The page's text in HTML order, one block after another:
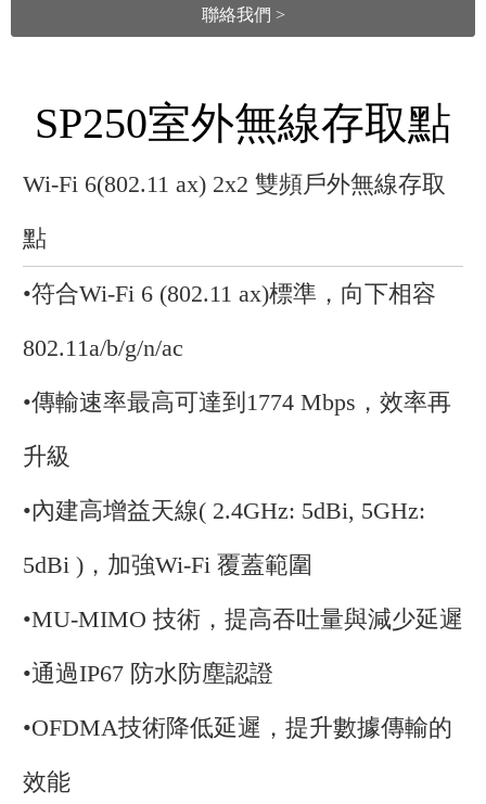
聯絡我們 >
SP250室外無線存取點
Wi-Fi 6(802.11 ax) 2x2 雙頻戶外無線存取
點
•符合Wi-Fi 6 (802.11 ax)標準，向下相容
802.11a/b/g/n/ac
•傳輸速率最高可達到1774 Mbps，效率再
升級
•內建高增益天線( 2.4GHz: 5dBi, 5GHz:
5dBi )，加強Wi-Fi 覆蓋範圍
•MU-MIMO 技術，提高吞吐量與減少延遲
•通過IP67 防水防塵認證
•OFDMA技術降低延遲，提升數據傳輸的
效能